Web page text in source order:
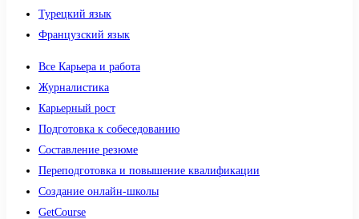
Турецкий язык
Французский язык
Все Карьера и работа
Журналистика
Карьерный рост
Подготовка к собеседованию
Составление резюме
Переподготовка и повышение квалификации
Создание онлайн-школы
GetCourse